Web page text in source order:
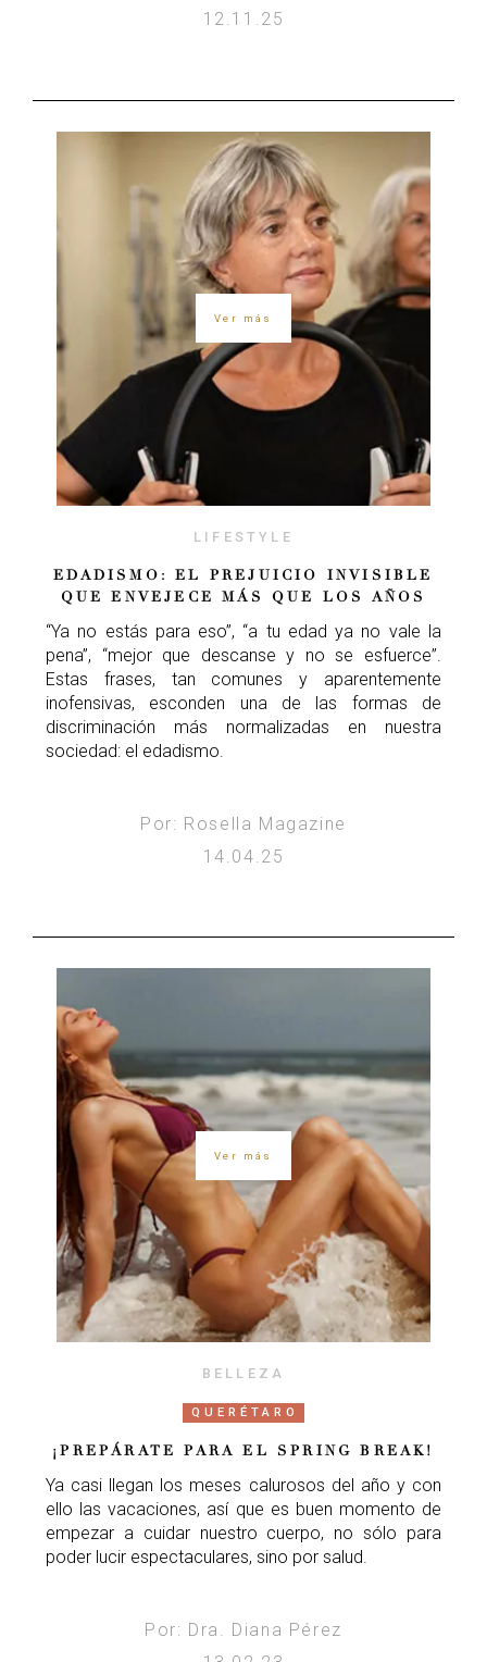
12.11.25
Ver más
LIFESTYLE
EDADISMO: EL PREJUICIO INVISIBLE
QUE ENVEJECE MÁS QUE LOS AÑOS
“Ya no estás para eso”, “a tu edad ya no vale la
pena”, “mejor que descanse y no se esfuerce”.
Estas frases, tan comunes y aparentemente
inofensivas, esconden una de las formas de
discriminación más normalizadas en nuestra
sociedad: el edadismo.
Por: Rosella Magazine
14.04.25
Ver más
BELLEZA
QUERÉTARO
¡PREPÁRATE PARA EL SPRING BREAK!
Ya casi llegan los meses calurosos del año y con
ello las vacaciones, así que es buen momento de
empezar a cuidar nuestro cuerpo, no sólo para
poder lucir espectaculares, sino por salud.
Por: Dra. Diana Pérez